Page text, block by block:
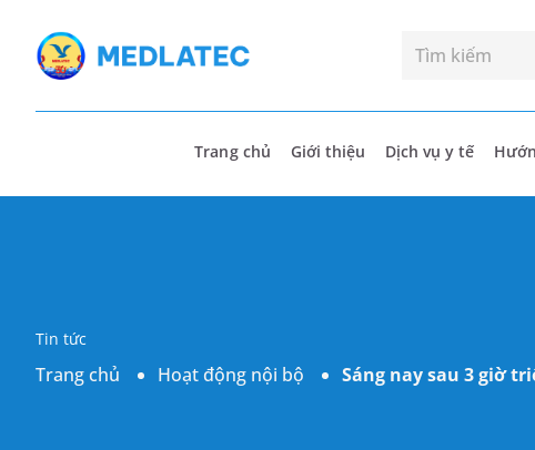
Trang chủ Giới thiệu Dịch vụ y tế
Tin tức
Trang chủ Hoạt động nội bộ Sáng nay sau 3 giờ